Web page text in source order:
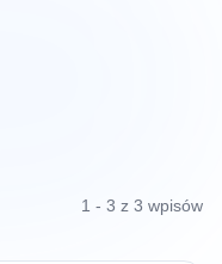
1 - 3 z 3 wpisów